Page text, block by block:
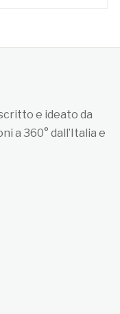
e ideato da
a 360° dall’Italia e